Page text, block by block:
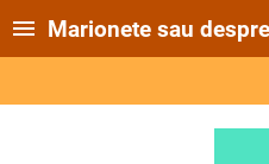
Marionete sau